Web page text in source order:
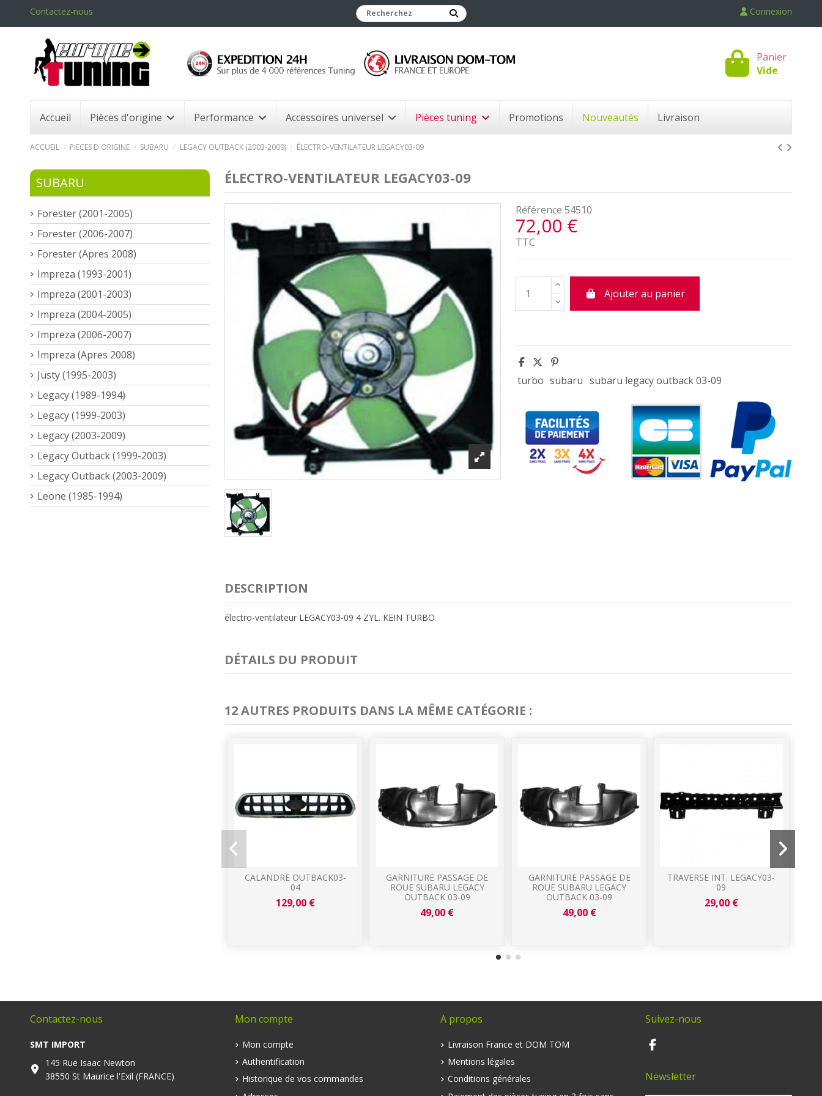
Contactez-nous Connexion
Panier
Vide
Accueil Pièces d'origine Performance Accessoires universel Pièces tuning Promotions Nouveautés Livraison
ACCUEIL PIECES D'ORIGINE SUBARU LEGACY OUTBACK (2003-2009) ÉLECTRO-VENTILATEUR LEGACY03-09
ÉLECTRO-VENTILATEUR LEGACY03-09
Référence 54510
72,00 €
TTC
Ajouter au panier
turbo subaru subaru legacy outback 03-09
DESCRIPTION
électro-ventilateur LEGACY03-09 4 ZYL. KEIN TURBO
DÉTAILS DU PRODUIT
12 AUTRES PRODUITS DANS LA MÊME CATÉGORIE :
CALANDRE OUTBACK03-
04
129,00 €
GARNITURE PASSAGE DE
ROUE SUBARU LEGACY
OUTBACK 03-09
49,00 €
GARNITURE PASSAGE DE
ROUE SUBARU LEGACY
OUTBACK 03-09
49,00 €
TRAVERSE INT. LEGACY03-
09
29,00 €
SUBARU
Forester (2001-2005)
Forester (2006-2007)
Forester (Apres 2008)
Impreza (1993-2001)
Impreza (2001-2003)
Impreza (2004-2005)
Impreza (2006-2007)
Impreza (Apres 2008)
Justy (1995-2003)
Legacy (1989-1994)
Legacy (1999-2003)
Legacy (2003-2009)
Legacy Outback (1999-2003)
Legacy Outback (2003-2009)
Leone (1985-1994)
Contactez-nous
SMT IMPORT
145 Rue Isaac Newton
38550 St Maurice l'Exil (FRANCE)
Mon compte
Mon compte
Authentification
Historique de vos commandes
A propos
Livraison France et DOM TOM
Mentions légales
Conditions générales
Suivez-nous
Newsletter